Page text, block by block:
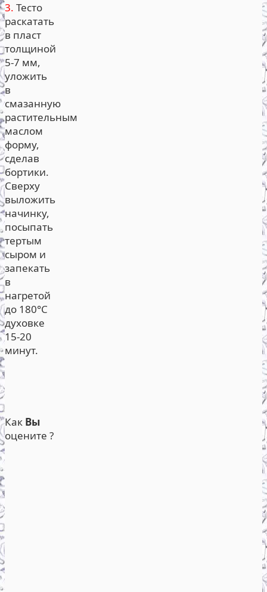
3. Тесто
раскатать
в пласт
толщиной
5-7 мм,
уложить
в
смазанную
растительным
маслом
форму,
сделав
бортики.
Сверху
выложить
начинку,
посыпать
тертым
сыром и
запекать
в
нагретой
до 180°С
духовке
15-20
минут.
Как Вы
оцените ?